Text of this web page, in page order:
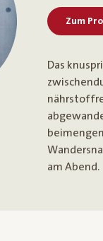
Zum
Das
am Abend.